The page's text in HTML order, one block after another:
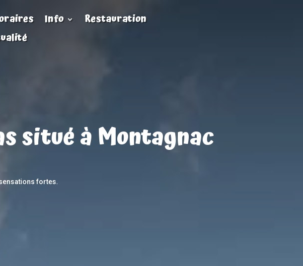
Info
Restauration
situé à Montagnac
fortes.